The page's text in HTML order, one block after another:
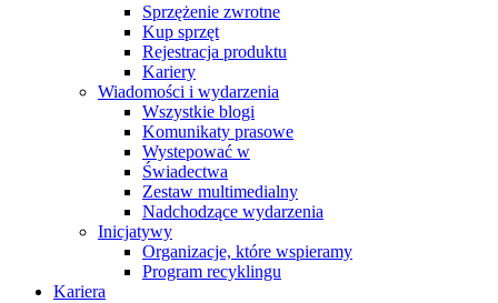
Sprzężenie zwrotne
Kup sprzęt
Rejestracja produktu
Kariery
Wiadomości i wydarzenia
Wszystkie blogi
Komunikaty prasowe
Wystepować w
Świadectwa
Zestaw multimedialny
Nadchodzące wydarzenia
Inicjatywy
Organizacje, które wspieramy
Program recyklingu
Kariera